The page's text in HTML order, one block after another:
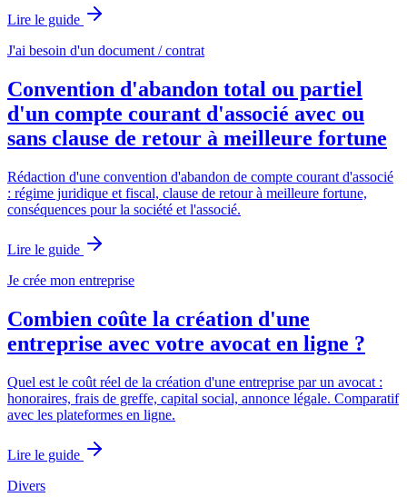
Lire le guide
J'ai besoin d'un document / contrat
Convention d'abandon total ou partiel
d'un compte courant d'associé avec ou
sans clause de retour à meilleure fortune
Rédaction d'une convention d'abandon de compte courant d'associé
: régime juridique et fiscal, clause de retour à meilleure fortune,
conséquences pour la société et l'associé.
Lire le guide
Je crée mon entreprise
Combien coûte la création d'une
entreprise avec votre avocat en ligne ?
Quel est le coût réel de la création d'une entreprise par un avocat :
honoraires, frais de greffe, capital social, annonce légale. Comparatif
avec les plateformes en ligne.
Lire le guide
Divers